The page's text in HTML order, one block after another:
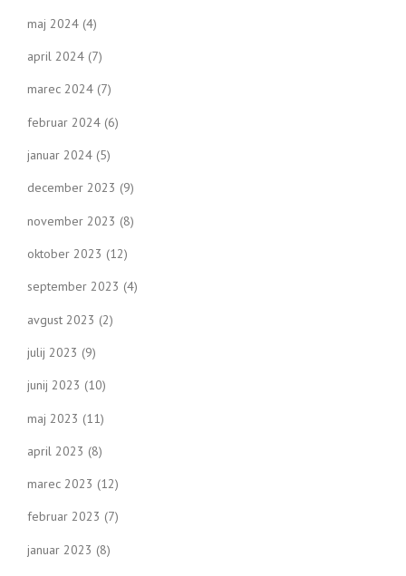
maj 2024 (4)
april 2024 (7)
marec 2024 (7)
februar 2024 (6)
januar 2024 (5)
december 2023 (9)
november 2023 (8)
oktober 2023 (12)
september 2023 (4)
avgust 2023 (2)
julij 2023 (9)
junij 2023 (10)
maj 2023 (11)
april 2023 (8)
marec 2023 (12)
februar 2023 (7)
januar 2023 (8)